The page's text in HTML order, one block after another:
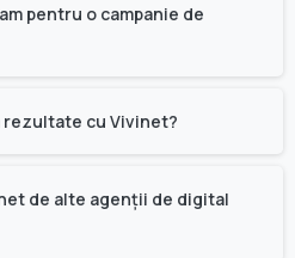
pentru o campanie de
rezultate cu Vivinet?
de alte agenții de digital